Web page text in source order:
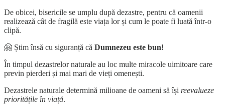
De obicei, bisericile se umplu după dezastre, pentru că oamenii
realizează cât de fragilă este viața lor și cum le poate fi luată într-o
clipă.
🤗 Știm însă cu siguranță că Dumnezeu este bun!
În timpul dezastrelor naturale au loc multe miracole uimitoare care
previn pierderi și mai mari de vieți omenești.
Dezastrele naturale determină milioane de oameni să își reevalueze
prioritățile în viață.